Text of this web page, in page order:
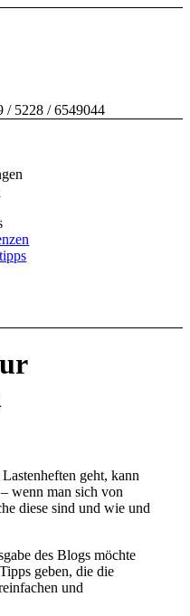
/ 5228 / 6549044
geht, kann
wenn man sich von
diese sind und wie und
des Blogs möchte
geben, die die
und